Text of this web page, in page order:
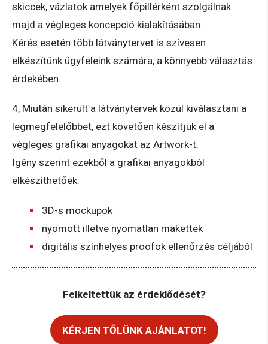
skiccek, vázlatok amelyek főpillérként szolgálnak
majd a végleges koncepció kialakításában.
Kérés esetén több látványtervet is szívesen
elkészítünk ügyfeleink számára, a könnyebb választás
érdekében.
4, Miután sikerült a látványtervek közül kiválasztani a
legmegfelelőbbet, ezt követően készítjük el a
végleges grafikai anyagokat az Artwork-t.
Igény szerint ezekből a grafikai anyagokból
elkészíthetőek:
3D-s mockupok
nyomott illetve nyomatlan makettek
digitális színhelyes proofok ellenőrzés céljából
Felkeltettük az érdeklődését?
KÉRJEN TŐLÜNK AJÁNLATOT!